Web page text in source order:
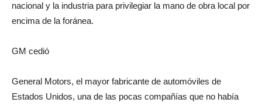
nacional y la industria para privilegiar la mano de obra local por
encima de la foránea.
GM cedió
General Motors, el mayor fabricante de automóviles de
Estados Unidos, una de las pocas compañías que no había